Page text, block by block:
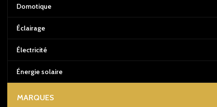
Domotique
Éclairage
Électricité
Énergie solaire
MARQUES